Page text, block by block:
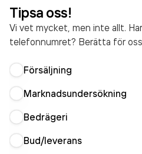
Tipsa oss!
Vi vet mycket, men inte allt.
telefonnumret? Berätta för
Försäljning
Marknadsundersökning
Bedrägeri
Bud/leverans